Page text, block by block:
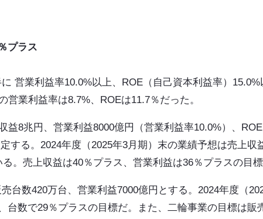
プラス
営業利益率10.0%以上、ROE（自己資本利益率）15.0%
業利益率は8.7%、ROEは11.7％だった。
益8兆円、営業利益8000億円（営業利益率10.0%）、
する。2024年度（2025年3月期）末の業績予想は売上収
。売上収益は40％プラス、営業利益は36％プラスの目標
台数420万台、営業利益7000億円とする。2024年度（
台数で29％プラスの目標だ。また、二輪事業の目標は販